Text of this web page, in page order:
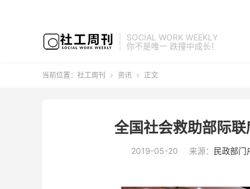
SOCIAL WORK WEEKLY
你不是唯一 跌撞中成长！
当前位置： 社工周刊  资讯  正文
全国社会救助部际
2019-05-20 来源： 民政部门